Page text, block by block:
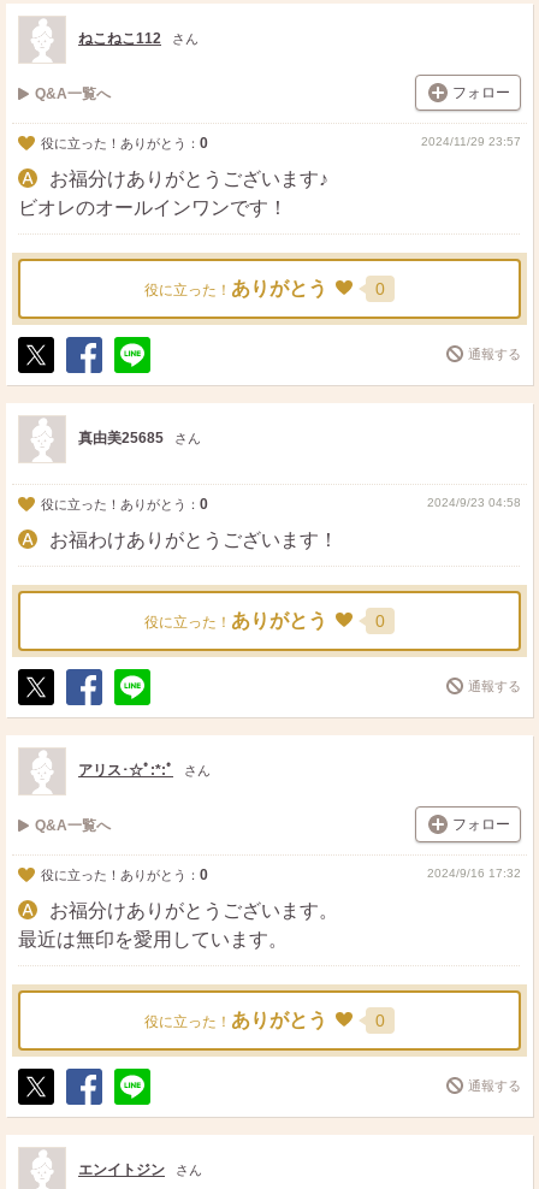
ト
ねこねこ112 さん
Q&A一覧へ フォロー
役に立った！ありがとう： 0 2024/11/29 23:57
お福分けありがとうございます♪
ビオレのオールインワンです！
役に立った！ ありがとう 0
ポ
ス
ト
シ
ェ
送
る
通報する
真由美25685 さん
役に立った！ありがとう： 0 2024/9/23 04:58
お福わけありがとうございます！
役に立った！ ありがとう 0
ポ
ス
ト
シ
ェ
送
る
通報する
アリス･☆ﾟ:*:ﾟ さん
Q&A一覧へ フォロー
役に立った！ありがとう： 0 2024/9/16 17:32
お福分けありがとうございます。
最近は無印を愛用しています。
役に立った！ ありがとう 0
ポ
ス
ト
シ
ェ
送
る
通報する
エンイトジン さん